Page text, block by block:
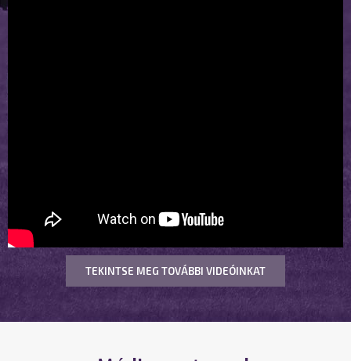
TEKINTSE MEG TOVÁBBI VIDEÓINKAT